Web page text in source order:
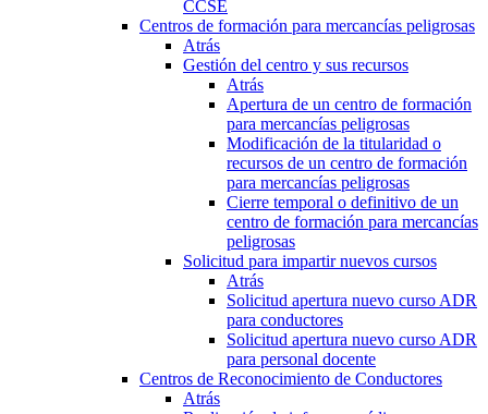
CCSE
Centros de formación para mercancías peligrosas
Atrás
Gestión del centro y sus recursos
Atrás
Apertura de un centro de formación
para mercancías peligrosas
Modificación de la titularidad o
recursos de un centro de formación
para mercancías peligrosas
Cierre temporal o definitivo de un
centro de formación para mercancías
peligrosas
Solicitud para impartir nuevos cursos
Atrás
Solicitud apertura nuevo curso ADR
para conductores
Solicitud apertura nuevo curso ADR
para personal docente
Centros de Reconocimiento de Conductores
Atrás